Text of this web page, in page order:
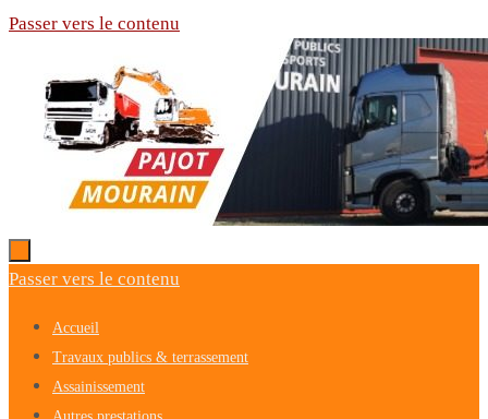
Passer vers le contenu
Passer vers le contenu
Accueil
Travaux publics & terrassement
Assainissement